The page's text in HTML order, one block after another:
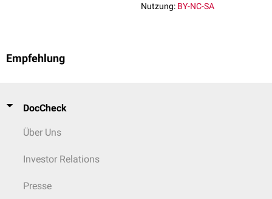
Nutzung: BY-NC-SA
Empfehlung
DocCheck
Über Uns
Investor Relations
Presse